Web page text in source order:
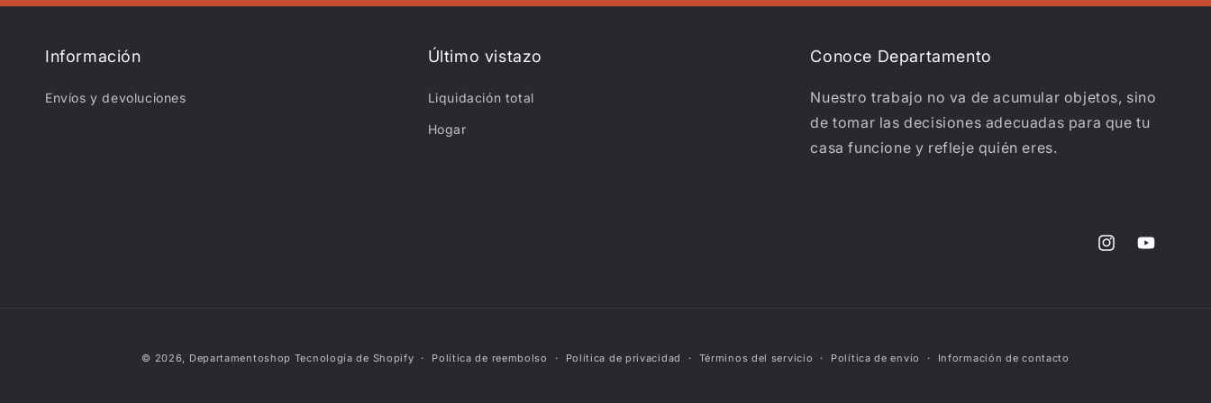
Información
Envíos y devoluciones
Último vistazo
Liquidación total
Hogar
Conoce Departamento
Nuestro trabajo no va de acumular objetos, sino
de tomar las decisiones adecuadas para que tu
casa funcione y refleje quién eres.
InstagramYouTube
© 2026, Departamentoshop Tecnología de Shopify Política de reembolso Política de privacidad Términos del servicio Política de envío Información de contacto